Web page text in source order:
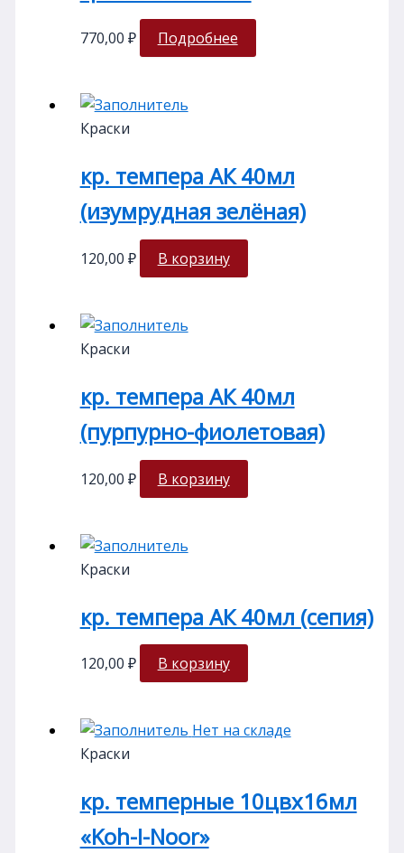
770,00 ₽ Подробнее
Краски
кр. темпера АК 40мл
(изумрудная зелёная)
120,00 ₽ В корзину
Краски
кр. темпера АК 40мл
(пурпурно-фиолетовая)
120,00 ₽ В корзину
Краски
кр. темпера АК 40мл (сепия)
120,00 ₽ В корзину
Нет на складе
Краски
кр. темперные 10цвх16мл
«Koh-I-Noor»